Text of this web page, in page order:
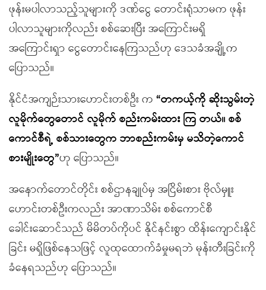
ဖုန်းမပါလာသည့်သူများကို ဒဏ်ငွေ တောင်းရုံသာမက ဖုန်း
ပါလာသူများကိုလည်း စစ်ဆေးပြီး အကြောင်းမရှိ
အကြောင်းရှာ ငွေတောင်းနေကြသည်ဟု ဒေသခံအချို့က
ပြောသည်။
နိုင်ငံအကျဉ်းသားဟောင်းတစ်ဦး က “တကယ့်ကို ဆိုးသွမ်းတဲ့
လူမိုက်တွေတောင် လူမိုက် စည်းကမ်းထား ကြ တယ်။ စစ်
ကောင်စီရဲ့ စစ်သားတွေက ဘာစည်းကမ်းမှ မသိတဲ့ကောင်
စားမျိုးတွေ”ဟု ပြောသည်။
အနောက်တောင်တိုင်း စစ်ဌာနချုပ်မှ အငြိမ်းစား ဗိုလ်မှူး
ဟောင်းတစ်ဦးကလည်း အာဏာသိမ်း စစ်ကောင်စီ
ခေါင်းဆောင်သည် မိမိတပ်ကိုပင် နိုင်နင်းစွာ ထိန်းကျောင်းနိုင်
ခြင်း မရှိဖြစ်နေသဖြင့် လူထုထောက်ခံမှုမရဘဲ မုန်းတီးခြင်းကို
ခံနေရသည်ဟု ပြောသည်။